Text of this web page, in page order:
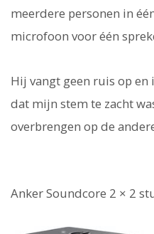
meerdere personen in
microfoon voor één
Hij vangt geen ruis op
dat mijn stem te zacht
overbrengen op de
Anker Soundcore 2 × 2